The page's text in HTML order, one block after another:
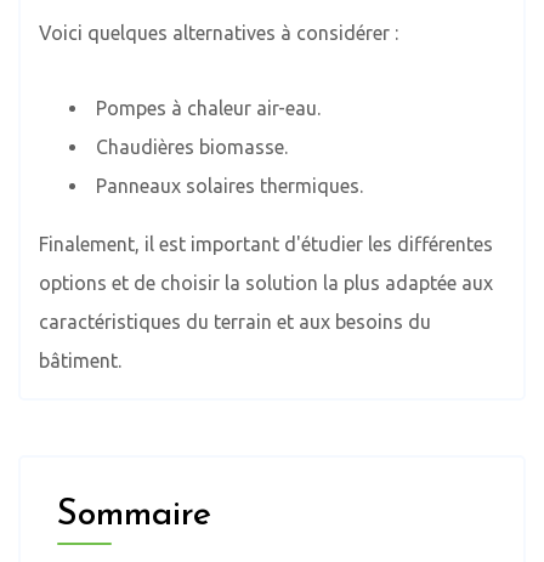
Voici quelques alternatives à considérer :
Pompes à chaleur air-eau.
Chaudières biomasse.
Panneaux solaires thermiques.
Finalement, il est important d'étudier les différentes
options et de choisir la solution la plus adaptée aux
caractéristiques du terrain et aux besoins du
bâtiment.
Sommaire